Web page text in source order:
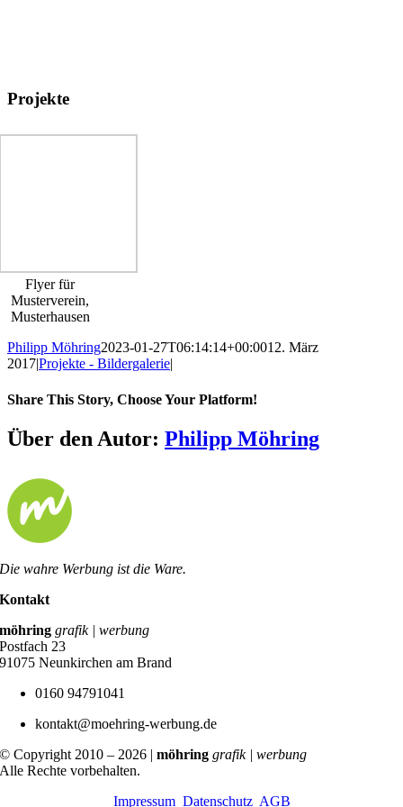
Projekte
Flyer für
Musterverein,
Musterhausen
Philipp Möhring2023-01-27T06:14:14+00:0012. März
2017|Projekte - Bildergalerie|
Share This Story, Choose Your Platform!
Facebook
X
Reddit
LinkedIn
Pinterest
Vk
Über den Autor: Philipp Möhring
Die wahre Werbung ist die Ware.
Kontakt
möhring grafik | werbung
Postfach 23
91075 Neunkirchen am Brand
0160 94791041
kontakt@moehring-werbung.de
© Copyright 2010 – 2026 |möhring grafik | werbung
Alle Rechte vorbehalten.
Impressum Datenschutz AGB